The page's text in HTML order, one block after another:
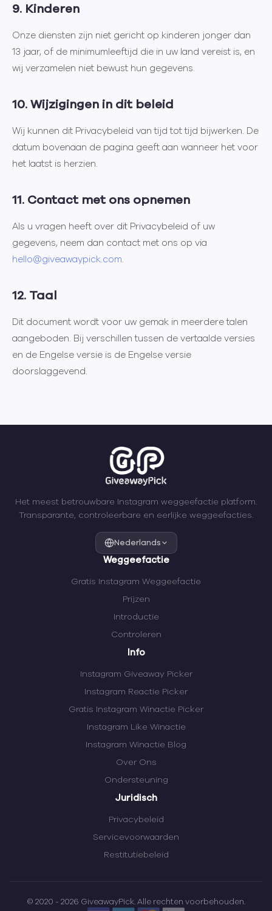
9. Kinderen
Onze diensten zijn niet gericht op kinderen jonger dan
13 jaar, of de minimumleeftijd die in uw land vereist is, en
wij verzamelen niet bewust hun gegevens.
10. Wijzigingen in dit beleid
Wij kunnen dit Privacybeleid van tijd tot tijd bijwerken. De
datum bovenaan de pagina geeft aan wanneer het voor
het laatst is herzien.
11. Contact met ons opnemen
Als u vragen heeft over dit Privacybeleid of uw
gegevens, neem dan contact met ons op via
hello@giveawaypick.com.
12. Taal
Dit document wordt voor uw gemak in meerdere talen
aangeboden. Bij verschillen tussen de vertaalde versies
en de Engelse versie is de Engelse versie
doorslaggevend.
Het meest betrouwbare Instagram weggeefactie platform.
Transparante, controleerbare en eerlijke weggeefacties.
Nederlands
Weggeefactie
Gratis Instagram Weggeefactie
Prijzen
Introductie
Controleren
Info
Instagram Giveaway Picker
Instagram Reactie Picker
Gratis Instagram Winactie Picker
Instagram Like Winactie
Instagram Winactie Blog
Over Ons
Ondersteuning
Juridisch
Privacybeleid
Servicevoorwaarden
Restitutiebeleid
© 2020 - 2026 GiveawayPick. Alle rechten voorbehouden.